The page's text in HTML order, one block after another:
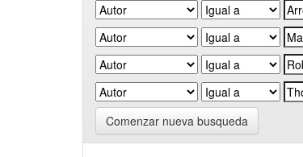
Comenzar nueva busqueda